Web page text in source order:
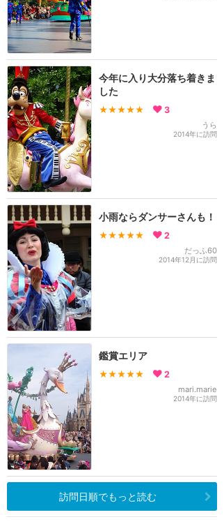
今年に入り大分落ち着きま
した
★★★★★ 3
うら
2014年に訪問
小雨ならダンサーさんも！
★★★★★ 2
だっふ60
2014年12月に訪問
鑑賞エリア
★★★★★ 2
mari.marie
2014年に訪問
訪問日順でもっと読む